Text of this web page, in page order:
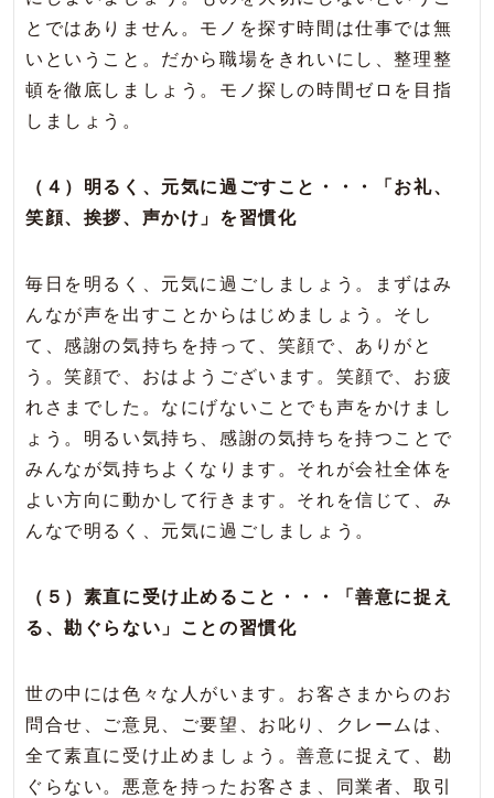
とではありません。モノを探す時間は仕事では無
いということ。だから職場をきれいにし、整理整
頓を徹底しましょう。モノ探しの時間ゼロを目指
しましょう。
（４）明るく、元気に過ごすこと・・・「お礼、
笑顔、挨拶、声かけ」を習慣化
毎日を明るく、元気に過ごしましょう。まずはみ
んなが声を出すことからはじめましょう。そし
て、感謝の気持ちを持って、笑顔で、ありがと
う。笑顔で、おはようございます。笑顔で、お疲
れさまでした。なにげないことでも声をかけまし
ょう。明るい気持ち、感謝の気持ちを持つことで
みんなが気持ちよくなります。それが会社全体を
よい方向に動かして行きます。それを信じて、み
んなで明るく、元気に過ごしましょう。
（５）素直に受け止めること・・・「善意に捉え
る、勘ぐらない」ことの習慣化
世の中には色々な人がいます。お客さまからのお
問合せ、ご意見、ご要望、お叱り、クレームは、
全て素直に受け止めましょう。善意に捉えて、勘
ぐらない。悪意を持ったお客さま、同業者、取引